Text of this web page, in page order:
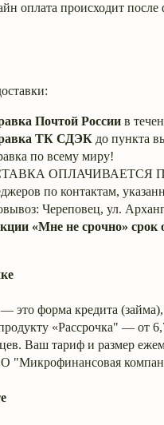
оплата происходит после
Почтой России в
ТК СДЭК до пункта
по всему миру!
ОПЛАЧИВАЕТСЯ ПО
по контактам,
Череповец, ул.
«Мне не срочно» срок
это форма кредита
«Рассрочка" — от
Ваш тариф и размер
"Микрофинансовая